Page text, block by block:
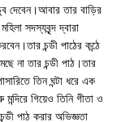
দেবেন।আবার তার বাড়ির
সদস্যবৃন্দ দ্বারা
চন্ডী পাঠের কন্ঠে
না তার চন্ডী পাঠ।তার
তিন ঘন্টা ধরে এক
গিয়েও তিনি গীতা ও
পাঠ করার অভিজ্ঞতা